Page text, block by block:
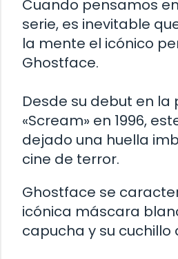
Cuando pensamos
serie, es inevitable
la mente el icónico
Ghostface.
Desde su debut en la
«Scream» en 1996,
dejado una huella
cine de terror.
Ghostface se
icónica máscara
capucha y su cuchillo